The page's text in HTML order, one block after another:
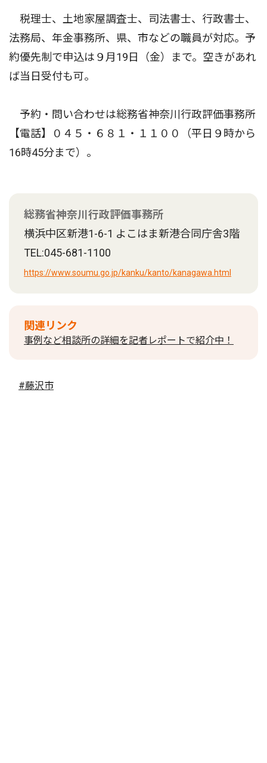
税理士、土地家屋調査士、司法書士、行政書士、
法務局、年金事務所、県、市などの職員が対応。予
約優先制で申込は９月19日（金）まで。空きがあれ
ば当日受付も可。
予約・問い合わせは総務省神奈川行政評価事務所
【電話】０４５・６８１・１１００（平日９時から
16時45分まで）。
総務省神奈川行政評価事務所
横浜中区新港1-6-1 よこはま新港合同庁舎3階
TEL:045-681-1100
https://www.soumu.go.jp/kanku/kanto/kanagawa.html
関連リンク
事例など相談所の詳細を記者レポートで紹介中！
#藤沢市